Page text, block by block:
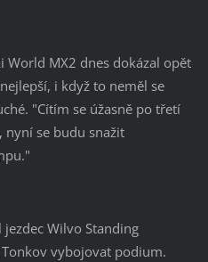
World MX2 dnes dokázal opět
i když to neměl se
"Cítím se úžasně po třetí
nyní se budu snažit
jezdec Wilvo Standing
vybojovat podium.